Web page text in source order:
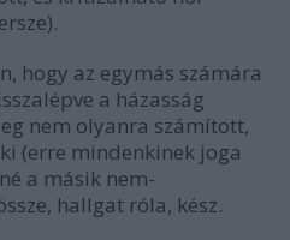
hogy az egymás számára
a házasság
nem olyanra számított,
(erre mindenkinek joga
a másik nem-
hallgat róla, kész.